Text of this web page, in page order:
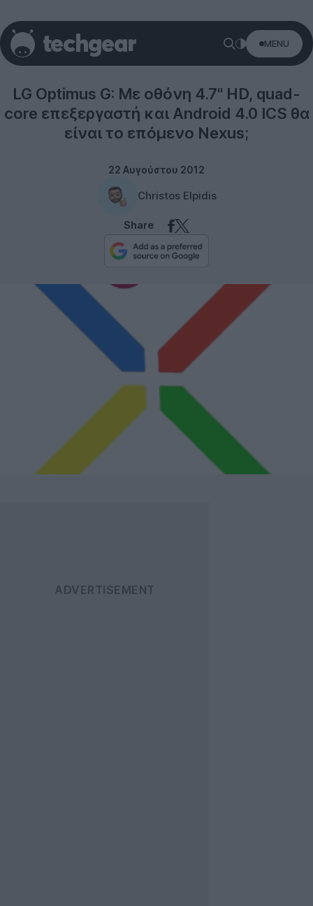
MENU
LG Optimus G: Με οθόνη 4.7'' HD, quad-
core επεξεργαστή και Android 4.0 ICS θα
είναι το επόμενο Nexus;
22 Αυγούστου 2012
Christos Elpidis
Share